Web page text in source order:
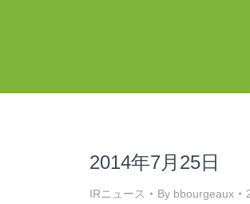
2014年7月25日
IRニュース By bbourgeaux